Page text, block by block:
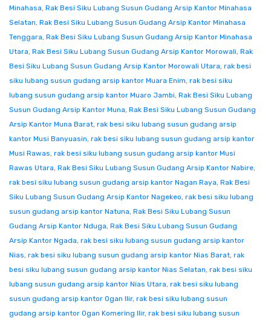
Minahasa, Rak Besi Siku Lubang Susun Gudang Arsip Kantor Minahasa
Selatan, Rak Besi Siku Lubang Susun Gudang Arsip Kantor Minahasa
Tenggara, Rak Besi Siku Lubang Susun Gudang Arsip Kantor Minahasa
Utara, Rak Besi Siku Lubang Susun Gudang Arsip Kantor Morowali, Rak
Besi Siku Lubang Susun Gudang Arsip Kantor Morowali Utara, rak besi
siku lubang susun gudang arsip kantor Muara Enim, rak besi siku
lubang susun gudang arsip kantor Muaro Jambi, Rak Besi Siku Lubang
Susun Gudang Arsip Kantor Muna, Rak Besi Siku Lubang Susun Gudang
Arsip Kantor Muna Barat, rak besi siku lubang susun gudang arsip
kantor Musi Banyuasin, rak besi siku lubang susun gudang arsip kantor
Musi Rawas, rak besi siku lubang susun gudang arsip kantor Musi
Rawas Utara, Rak Besi Siku Lubang Susun Gudang Arsip Kantor Nabire,
rak besi siku lubang susun gudang arsip kantor Nagan Raya, Rak Besi
Siku Lubang Susun Gudang Arsip Kantor Nagekeo, rak besi siku lubang
susun gudang arsip kantor Natuna, Rak Besi Siku Lubang Susun
Gudang Arsip Kantor Nduga, Rak Besi Siku Lubang Susun Gudang
Arsip Kantor Ngada, rak besi siku lubang susun gudang arsip kantor
Nias, rak besi siku lubang susun gudang arsip kantor Nias Barat, rak
besi siku lubang susun gudang arsip kantor Nias Selatan, rak besi siku
lubang susun gudang arsip kantor Nias Utara, rak besi siku lubang
susun gudang arsip kantor Ogan Ilir, rak besi siku lubang susun
gudang arsip kantor Ogan Komering Ilir, rak besi siku lubang susun